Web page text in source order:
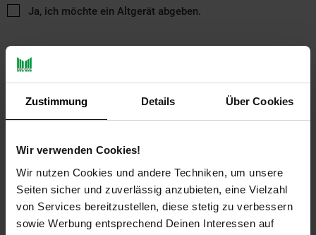
Zustimmung Details Über Cookies
Wir verwenden Cookies!
Wir nutzen Cookies und andere Techniken, um unsere
Seiten sicher und zuverlässig anzubieten, eine Vielzahl
von Services bereitzustellen, diese stetig zu verbessern
sowie Werbung entsprechend Deinen Interessen auf
Ja, ich möchte ein Altgerät abgeben.
PAYBACK
Payback Punkte Basis°Punkte:
27
Extra°Punkte:
0